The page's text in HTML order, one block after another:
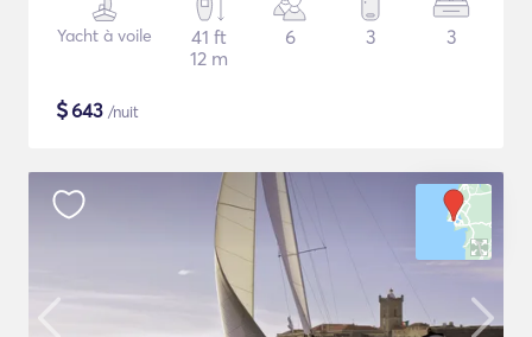
Yacht à voile
41 ft
12 m
6 3 3
$643 /nuit